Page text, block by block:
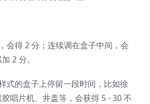
会得 2 分；连续调在盒子中间，会
2 分。
式的盒子上停留一段时间，比如徐
唱片机、井盖等，会获得 5 - 30 不